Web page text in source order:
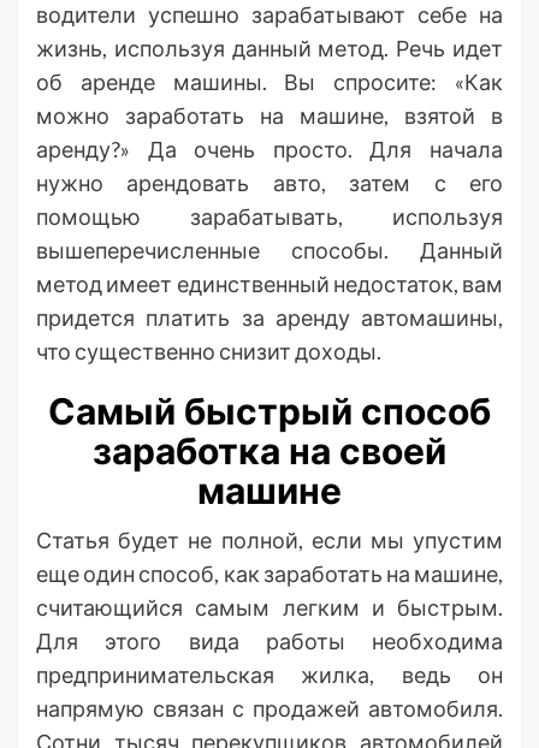
водители успешно зарабатывают себе на
жизнь, используя данный метод. Речь идет
об аренде машины. Вы спросите: «Как
можно заработать на машине, взятой в
аренду?» Да очень просто. Для начала
нужно арендовать авто, затем с его
помощью зарабатывать, используя
вышеперечисленные способы. Данный
метод имеет единственный недостаток, вам
придется платить за аренду автомашины,
что существенно снизит доходы.
Самый быстрый способ
заработка на своей
машине
Статья будет не полной, если мы упустим
еще один способ, как заработать на машине,
считающийся самым легким и быстрым.
Для этого вида работы необходима
предпринимательская жилка, ведь он
напрямую связан с продажей автомобиля.
Сотни тысяч перекупщиков автомобилей